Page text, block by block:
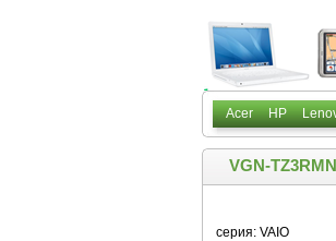
Acer HP
VGN-
серия: VAIO